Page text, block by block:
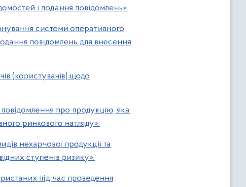
і подання повідомлень».
системи оперативного
повідомлень для внесення
(користувачів) щодо
про продукцію, яка
ринкового нагляду».
нехарчової продукції та
ступенів ризику».
під час проведення